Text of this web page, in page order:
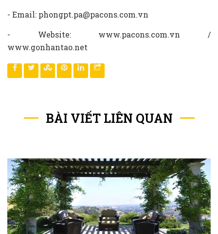
- Email: phongpt.pa@pacons.com.vn
- Website: www.pacons.com.vn /
www.gonhantao.net
BÀI VIẾT LIÊN QUAN